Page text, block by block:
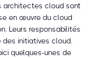
architectes cloud sont
en œuvre du cloud
Leurs responsabilités
initiatives cloud.
quelques-unes de